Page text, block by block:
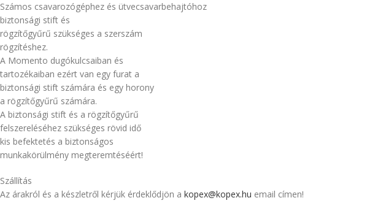
Számos csavarozógéphez és ütvecsavarbehajtóhoz
biztonsági stift és
rögzítőgyűrű szükséges a szerszám
rögzítéshez.
A Momento dugókulcsaiban és
tartozékaiban ezért van egy furat a
biztonsági stift számára és egy horony
a rögzítőgyűrű számára.
A biztonsági stift és a rögzítőgyűrű
felszereléséhez szükséges rövid idő
kis befektetés a biztonságos
munkakörülmény megteremtéséért!
Szállítás
Az árakról és a készletről kérjük érdeklődjön a kopex@kopex.hu email címen!